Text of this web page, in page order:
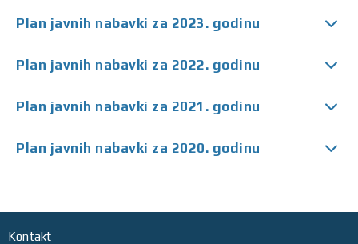
Plan javnih nabavki za 2023. godinu
Plan javnih nabavki za 2022. godinu
Plan javnih nabavki za 2021. godinu
Plan javnih nabavki za 2020. godinu
Kontakt